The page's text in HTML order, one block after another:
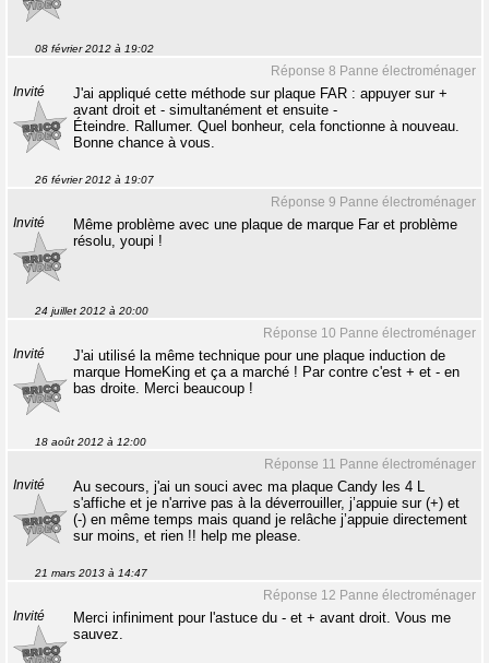
08 février 2012 à 19:02
Réponse 8 Panne électroménager
Invité
J'ai appliqué cette méthode sur plaque FAR : appuyer sur +
avant droit et - simultanément et ensuite -
Éteindre. Rallumer. Quel bonheur, cela fonctionne à nouveau.
Bonne chance à vous.
26 février 2012 à 19:07
Réponse 9 Panne électroménager
Invité
Même problème avec une plaque de marque Far et problème
résolu, youpi !
24 juillet 2012 à 20:00
Réponse 10 Panne électroménager
Invité
J'ai utilisé la même technique pour une plaque induction de
marque HomeKing et ça a marché ! Par contre c'est + et - en
bas droite. Merci beaucoup !
18 août 2012 à 12:00
Réponse 11 Panne électroménager
Invité
Au secours, j'ai un souci avec ma plaque Candy les 4 L
s'affiche et je n'arrive pas à la déverrouiller, j’appuie sur (+) et
(-) en même temps mais quand je relâche j’appuie directement
sur moins, et rien !! help me please.
21 mars 2013 à 14:47
Réponse 12 Panne électroménager
Invité
Merci infiniment pour l'astuce du - et + avant droit. Vous me
sauvez.